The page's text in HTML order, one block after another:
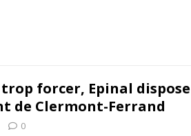
trop forcer, Epinal dispose
de Clermont-Ferrand
0